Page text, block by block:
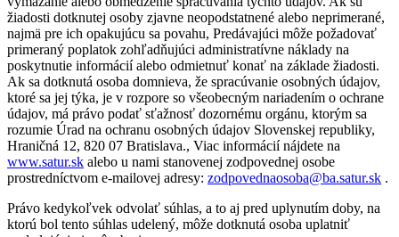
žiadosti dotknutej osoby zjavne neopodstatnené alebo neprimerané,
najmä pre ich opakujúcu sa povahu, Predávajúci môže požadovať
primeraný poplatok zohľadňujúci administratívne náklady na
poskytnutie informácií alebo odmietnuť konať na základe žiadosti.
Ak sa dotknutá osoba domnieva, že spracúvanie osobných údajov,
ktoré sa jej týka, je v rozpore so všeobecným nariadením o ochrane
údajov, má právo podať sťažnosť dozornému orgánu, ktorým sa
rozumie Úrad na ochranu osobných údajov Slovenskej republiky,
Hraničná 12, 820 07 Bratislava., Viac informácií nájdete na
www.satur.sk alebo u nami stanovenej zodpovednej osobe
prostredníctvom e-mailovej adresy: zodpovednaosoba@ba.satur.sk .
Právo kedykoľvek odvolať súhlas, a to aj pred uplynutím doby, na
ktorú bol tento súhlas udelený, môže dotknutá osoba uplatniť